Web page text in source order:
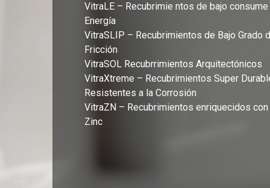
VitraLE – Recubrimie ntos de bajo
Energía
VitraSLIP – Recubrimientos de Bajo Grado
Fricción
VitraSOL Recubrrimientos Arquitectónicos
VitraXtreme – Recubrimientos Super
Resistentes a la Corrosión
VitraZN – Recubrimientos enriquecidos con
Zinc